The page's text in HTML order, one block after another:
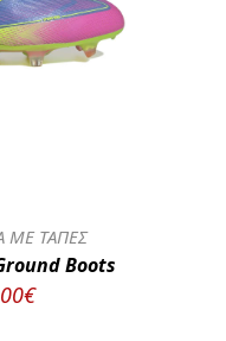
ΜΕ ΤΑΠΕΣ
Boots